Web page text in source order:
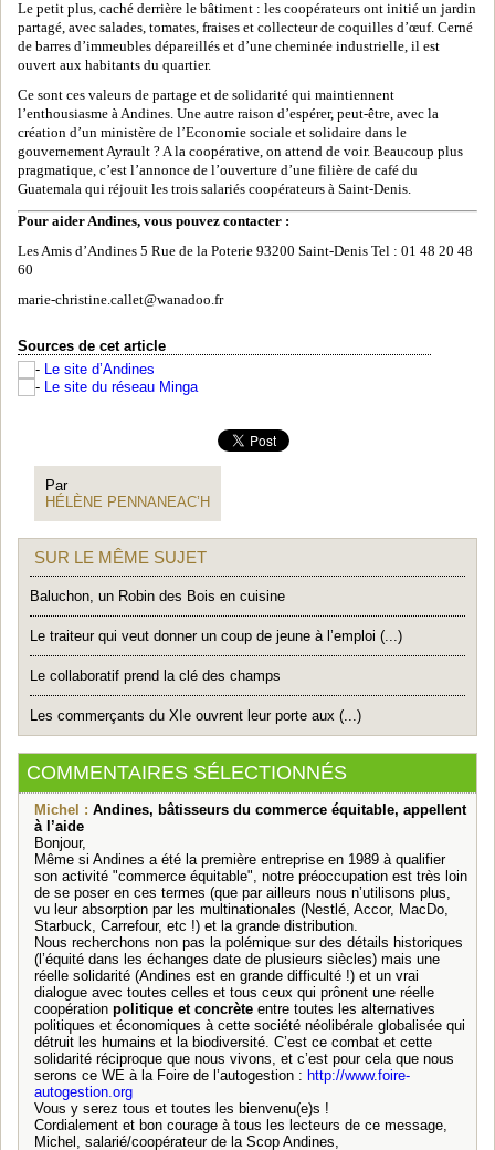
Le petit plus, caché derrière le bâtiment : les coopérateurs ont initié un jardin
partagé, avec salades, tomates, fraises et collecteur de coquilles d’œuf. Cerné
de barres d’immeubles dépareillés et d’une cheminée industrielle, il est
ouvert aux habitants du quartier.
Ce sont ces valeurs de partage et de solidarité qui maintiennent
l’enthousiasme à Andines. Une autre raison d’espérer, peut-être, avec la
création d’un ministère de l’Economie sociale et solidaire dans le
gouvernement Ayrault ? A la coopérative, on attend de voir. Beaucoup plus
pragmatique, c’est l’annonce de l’ouverture d’une filière de café du
Guatemala qui réjouit les trois salariés coopérateurs à Saint-Denis.
Pour aider Andines, vous pouvez contacter :
Les Amis d’Andines 5 Rue de la Poterie 93200 Saint-Denis Tel : 01 48 20 48
60
marie-christine.callet@wanadoo.fr
Sources de cet article
Le site d’Andines
Le site du réseau Minga
Par
HÉLÈNE PENNANEAC’H
SUR LE MÊME SUJET
Baluchon, un Robin des Bois en cuisine
Le traiteur qui veut donner un coup de jeune à l’emploi (...)
Le collaboratif prend la clé des champs
Les commerçants du XIe ouvrent leur porte aux (...)
COMMENTAIRES SÉLECTIONNÉS
Michel : Andines, bâtisseurs du commerce équitable, appellent
à l’aide
Bonjour,
Même si Andines a été la première entreprise en 1989 à qualifier
son activité "commerce équitable", notre préoccupation est très loin
de se poser en ces termes (que par ailleurs nous n’utilisons plus,
vu leur absorption par les multinationales (Nestlé, Accor, MacDo,
Starbuck, Carrefour, etc !) et la grande distribution.
Nous recherchons non pas la polémique sur des détails historiques
(l’équité dans les échanges date de plusieurs siècles) mais une
réelle solidarité (Andines est en grande difficulté !) et un vrai
dialogue avec toutes celles et tous ceux qui prônent une réelle
coopération politique et concrète entre toutes les alternatives
politiques et économiques à cette société néolibérale globalisée qui
détruit les humains et la biodiversité. C’est ce combat et cette
solidarité réciproque que nous vivons, et c’est pour cela que nous
serons ce WE à la Foire de l’autogestion : http://www.foire-
autogestion.org
Vous y serez tous et toutes les bienvenu(e)s !
Cordialement et bon courage à tous les lecteurs de ce message,
Michel, salarié/coopérateur de la Scop Andines,